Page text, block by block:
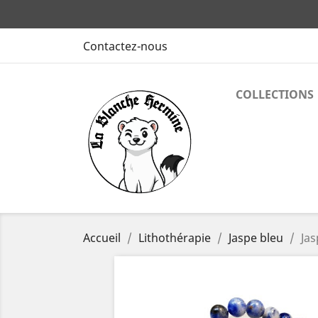
Contactez-nous
COLLECTIONS
Accueil Lithothérapie Jaspe bleu